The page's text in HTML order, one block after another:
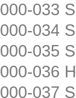
000-033
000-034
000-035
000-036
000-037